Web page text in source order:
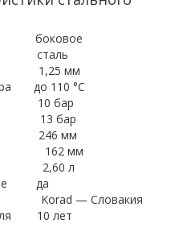
боковое
сталь
1,25 мм
до 110 °С
10 бар
13 бар
246 мм
мм
2,60 л
да
— Словакия
10 лет